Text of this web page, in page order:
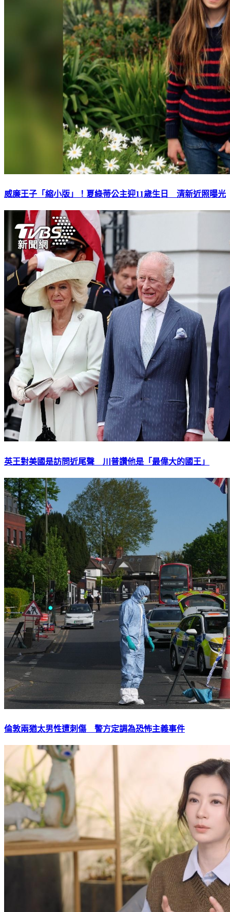
威廉王子「縮小版」！夏綠蒂公主迎11歲生日 清新近照曝光
英王對美國是訪問近尾聲 川普讚他是「最偉大的國王」
倫敦兩猶太男性遭刺傷 警方定調為恐怖主義事件